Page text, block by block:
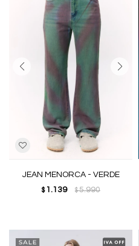
JEAN MENORCA - VERDE
$ 1.139 $5.990